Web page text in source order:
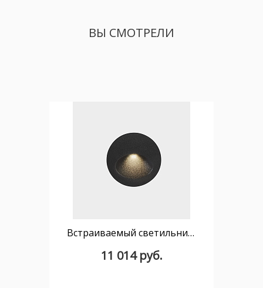
ВЫ СМОТРЕЛИ
Встраиваемый светильник Bat Round Oval IP66 LED 2.2W 4000K Серый 77lm
11 014 руб.